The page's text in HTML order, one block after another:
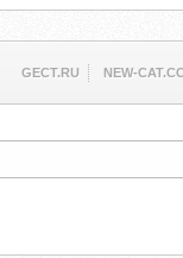
GECT.RU NEW-